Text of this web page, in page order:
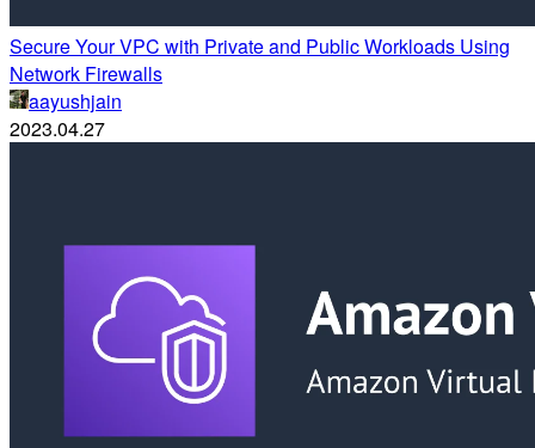
Secure Your VPC with Private and Public Workloads Using
Network Firewalls
aayushjain
2023.04.27